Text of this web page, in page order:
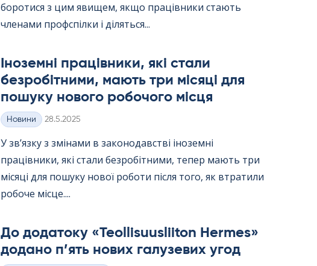
боротися з цим явищем, якщо працівники стають
членами профспілки і діляться...
Іноземні працівники, які стали
безробітними, мають три місяці для
пошуку нового робочого місця
Категорії
Новини Kirjoitettu
28.5.2025
У зв’язку з змінами в законодавстві іноземні
працівники, які стали безробітними, тепер мають три
місяці для пошуку нової роботи після того, як втратили
робоче місце....
До додатоку «Teol­li­suus­lii­ton Her­mes»
додано п’ять нових галузевих угод